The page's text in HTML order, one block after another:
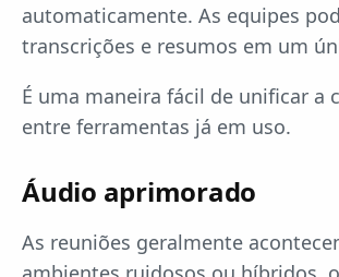
automaticamente. As equipes
transcrições e resumos em um
É uma maneira fácil de unificar a
entre ferramentas já em uso.
Áudio aprimorado
As reuniões geralmente